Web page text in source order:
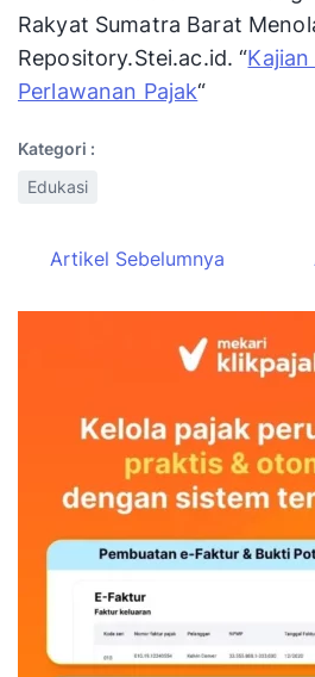
Rakyat Sumatra Barat
Repository.Stei.ac.id. “Kajian
Perlawanan Pajak“
Kategori :
Edukasi
Artikel Sebelumnya